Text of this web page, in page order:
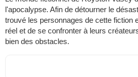
l'apocalypse. Afin de détourner le
trouvé les personnages de cette fiction
réel et de se confronter à leurs
bien des obstacles.